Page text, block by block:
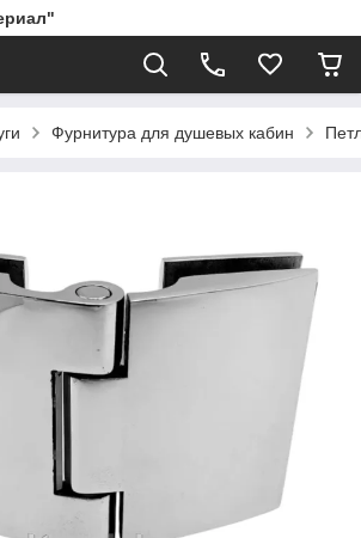
Фурнитура для душевых кабин